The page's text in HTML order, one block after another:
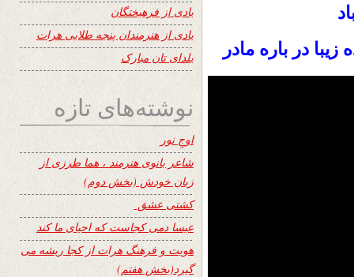
در باره مادر
یادی از فرهیختگان
یادی از هنرمندان پنجه طلایی هرات
یلدای تان مبارک
نوشته‌های تازه
اوجِ نور
شاعر بانوی هنرمند ، هما طرزی از
زبان خودش (بخش دوم)
کشتی عشق
عیسا دمی کجاست که احیای ما کند
هویت و فرهنگ هرات از کجا ریشه می
گیرد(بخش هفتم)